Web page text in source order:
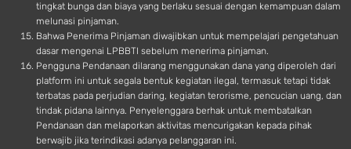
tingkat bunga dan biaya yang berlaku sesuai dengan kemampuan dalam
melunasi pinjaman.
Bahwa Penerima Pinjaman diwajibkan untuk mempelajari pengetahuan
dasar mengenai LPBBTI sebelum menerima pinjaman.
Pengguna Pendanaan dilarang menggunakan dana yang diperoleh dari
platform ini untuk segala bentuk kegiatan ilegal, termasuk tetapi tidak
terbatas pada perjudian daring, kegiatan terorisme, pencucian uang, dan
tindak pidana lainnya. Penyelenggara berhak untuk membatalkan
Pendanaan dan melaporkan aktivitas mencurigakan kepada pihak
berwajib jika terindikasi adanya pelanggaran ini.